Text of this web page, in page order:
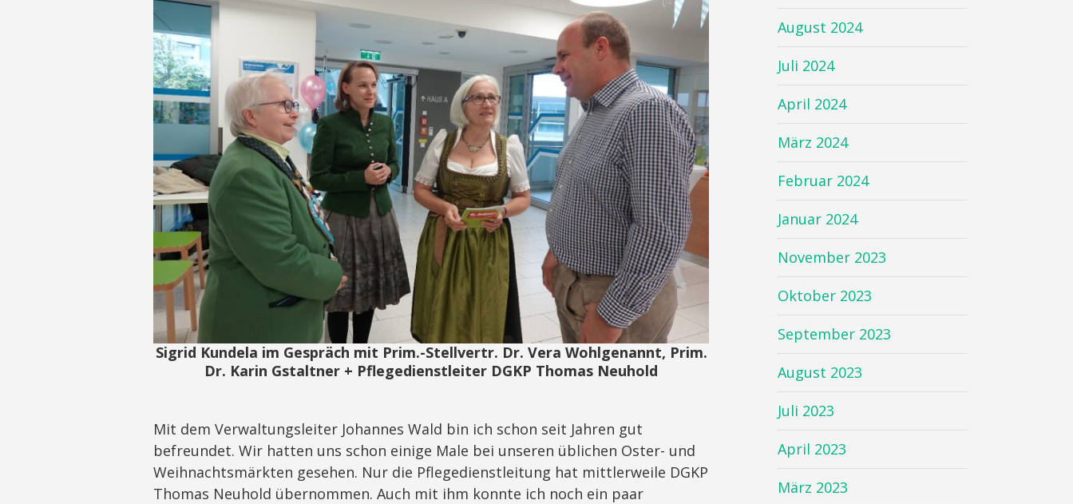
Sigrid Kundela im Gespräch mit Prim.-Stellvertr. Dr. Vera Wohlgenannt, Prim.
Dr. Karin Gstaltner + Pflegedienstleiter DGKP Thomas Neuhold
Mit dem Verwaltungsleiter Johannes Wald bin ich schon seit Jahren gut
befreundet. Wir hatten uns schon einige Male bei unseren üblichen Oster- und
Weihnachtsmärkten gesehen. Nur die Pflegedienstleitung hat mittlerweile DGKP
Thomas Neuhold übernommen. Auch mit ihm konnte ich noch ein paar
August 2024
Juli 2024
April 2024
März 2024
Februar 2024
Januar 2024
November 2023
Oktober 2023
September 2023
August 2023
Juli 2023
April 2023
März 2023